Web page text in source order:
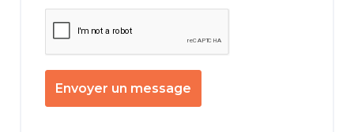
Envoyer un message